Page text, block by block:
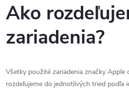
Ako
zariadenia?
Všetky použité zariadenia značky Apple
rozdeľujeme do jednotlivých tried podľa